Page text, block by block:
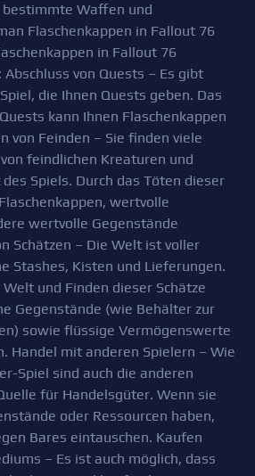
bestimmte Waffen und
Flaschenkappen in Fallout 76
in Fallout 76
von Quests – Es gibt
die Ihnen Quests geben. Das
kann Ihnen Flaschenkappen
von Feinden – Sie finden viele
feindlichen Kreaturen und
Spiels. Durch das Töten dieser
wertvolle
wertvolle Gegenstände
Schätzen – Die Welt ist voller
Stashes, Kisten und Lieferungen.
und Finden dieser Schätze
Gegenstände (wie Behälter zur
sowie flüssige Vermögenswerte
Handel mit anderen Spielern – Wie
Spiel sind auch die anderen
für Handelsgüter. Wenn sie
oder Ressourcen haben,
Bares eintauschen. Kaufen
– Es ist auch möglich, dass